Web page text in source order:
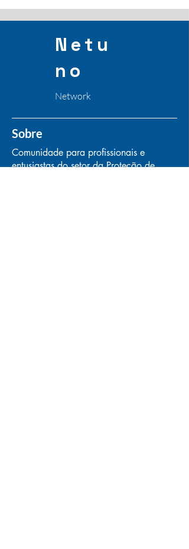
Netu
no
Network
Sobre
Comunidade para profissionais e
entusiastas do setor da Proteção de